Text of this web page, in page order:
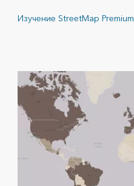
Изучение StreetMap Premium